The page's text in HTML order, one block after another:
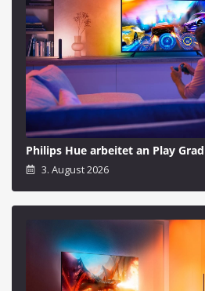
Philips Hue arbeitet an Play
3. August 2026